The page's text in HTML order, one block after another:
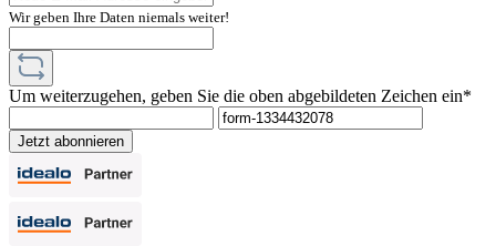
Wir geben Ihre Daten niemals weiter!
Um weiterzugehen, geben Sie die oben abgebildeten Zeichen ein*
Jetzt abonnieren